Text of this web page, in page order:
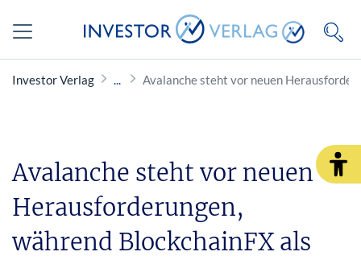
Investor Verlag Avalanche steht vor neuen
Avalanche steht vor neuen
Herausforderungen,
während BlockchainFX als